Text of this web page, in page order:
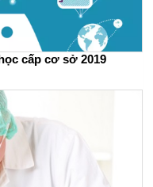
cấp cơ sở 2019